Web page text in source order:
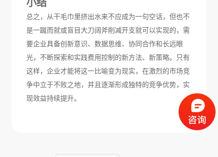
总之，从干毛巾里挤出水来不应成为一句空话，但也不
是一蹴而就或盲目大刀阔斧削减开支就可以实现的 ，需
要企业具备创新意识、数据思维、协同合作和长远眼
光， 不断探索和实践费用控制的新方法、新策略。只有
这样，企业才能将这一比喻变为现实， 在激烈的市场竞
争中立于不败之地， 并且逐渐形成独特的竞争优势， 实
现效益持续提升。